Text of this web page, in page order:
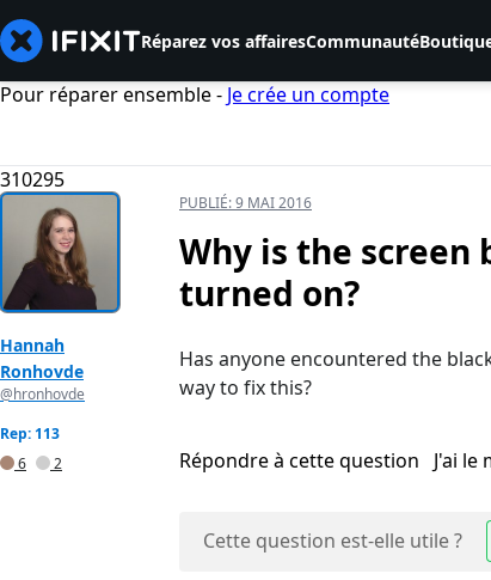
Réparez vos affairesCommunauté
Pour réparer ensemble - Je crée un compte
310295
Hannah
Ronhovde
@hronhovde
Rep: 113
6
2
PUBLIÉ:9 MAI 2016
Why is the
turned on?
Has anyone encountered the
way to fix this?
Répondre à cette question J'ai le
Cette question est-elle utile ?